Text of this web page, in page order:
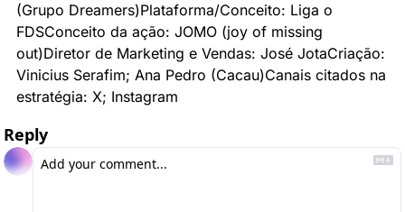
(Grupo Dreamers)Plataforma/Conceito: Liga o
FDSConceito da ação: JOMO (joy of missing
out)Diretor de Marketing e Vendas: José JotaCriação:
Vinicius Serafim; Ana Pedro (Cacau)Canais citados na
estratégia: X; Instagram
Reply